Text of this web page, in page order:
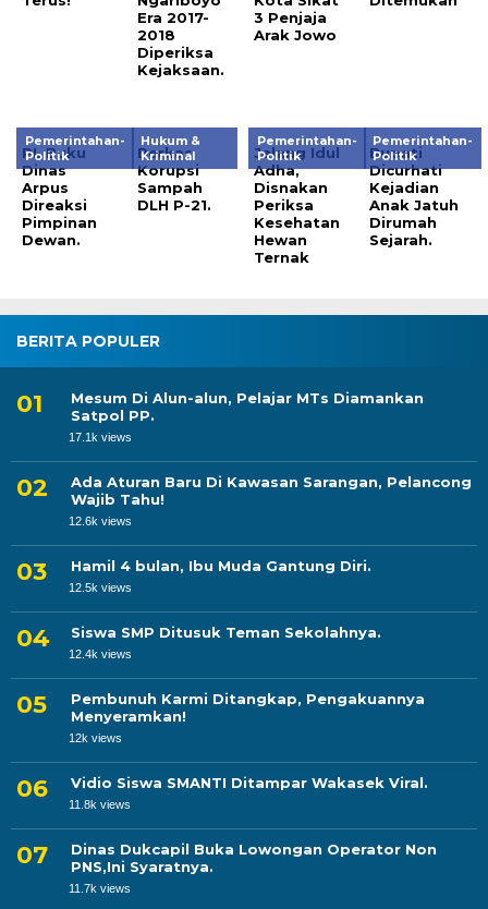
Era 2017-
2018
Diperiksa
Kejaksaan.
3 Penjaja
Arak Jowo
Pemerintahan-
Politik
PL Buku
Dinas
Arpus
Direaksi
Pimpinan
Dewan.
Hukum &
Kriminal
Berkas
Korupsi
Sampah
DLH P-21.
Pemerintahan-
Politik
Jelang Idul
Adha,
Disnakan
Periksa
Kesehatan
Hewan
Ternak
Pemerintahan-
Politik
Bupati
Dicurhati
Kejadian
Anak Jatuh
Dirumah
Sejarah.
BERITA POPULER
Mesum Di Alun-alun, Pelajar MTs Diamankan
Satpol PP.
17.1k views
Ada Aturan Baru Di Kawasan Sarangan, Pelancong
Wajib Tahu!
12.6k views
Hamil 4 bulan, Ibu Muda Gantung Diri.
12.5k views
Siswa SMP Ditusuk Teman Sekolahnya.
12.4k views
Pembunuh Karmi Ditangkap, Pengakuannya
Menyeramkan!
12k views
Vidio Siswa SMANTI Ditampar Wakasek Viral.
11.8k views
Dinas Dukcapil Buka Lowongan Operator Non
PNS,Ini Syaratnya.
11.7k views